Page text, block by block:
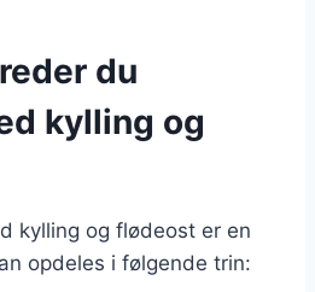
du
kylling og
kylling og flødeost er en
opdeles i følgende trin: